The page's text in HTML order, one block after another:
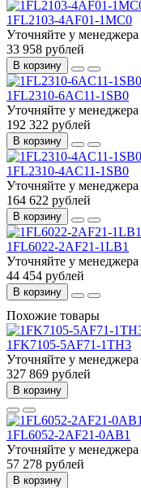
1FL2103-4AF01-1MC0
Уточняйте у менеджера
33 958 рублей
В корзину
1FL2310-6AC11-1SB0
Уточняйте у менеджера
192 322 рублей
В корзину
1FL2310-4AC11-1SB0
Уточняйте у менеджера
164 622 рублей
В корзину
1FL6022-2AF21-1LB1
Уточняйте у менеджера
44 454 рублей
В корзину
Похожие товары
1FK7105-5AF71-1TH3
Уточняйте у менеджера
327 869 рублей
В корзину
1FL6052-2AF21-0AB1
Уточняйте у менеджера
57 278 рублей
В корзину